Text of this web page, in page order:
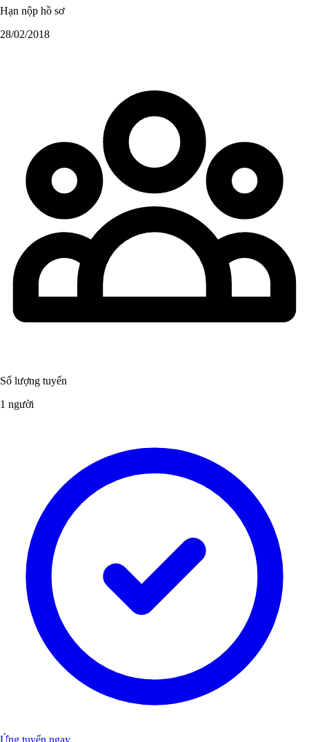
Hạn nộp hồ sơ
28/02/2018
Số lượng tuyển
1 người
Ứng tuyển ngay